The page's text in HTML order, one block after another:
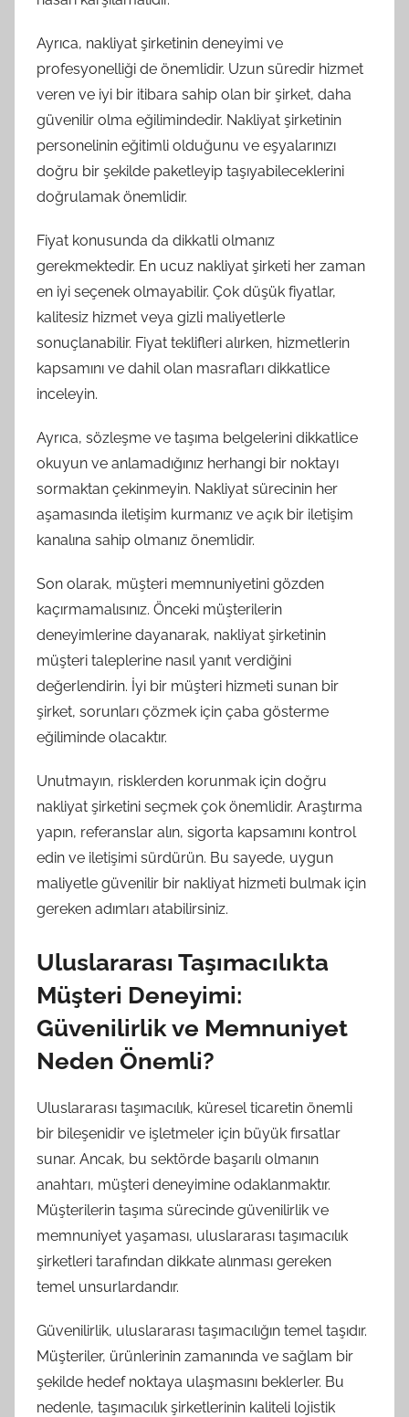
Ayrıca, nakliyat şirketinin deneyimi ve
profesyonelliği de önemlidir. Uzun süredir hizmet
veren ve iyi bir itibara sahip olan bir şirket, daha
güvenilir olma eğilimindedir. Nakliyat şirketinin
personelinin eğitimli olduğunu ve eşyalarınızı
doğru bir şekilde paketleyip taşıyabileceklerini
doğrulamak önemlidir.
Fiyat konusunda da dikkatli olmanız
gerekmektedir. En ucuz nakliyat şirketi her zaman
en iyi seçenek olmayabilir. Çok düşük fiyatlar,
kalitesiz hizmet veya gizli maliyetlerle
sonuçlanabilir. Fiyat teklifleri alırken, hizmetlerin
kapsamını ve dahil olan masrafları dikkatlice
inceleyin.
Ayrıca, sözleşme ve taşıma belgelerini dikkatlice
okuyun ve anlamadığınız herhangi bir noktayı
sormaktan çekinmeyin. Nakliyat sürecinin her
aşamasında iletişim kurmanız ve açık bir iletişim
kanalına sahip olmanız önemlidir.
Son olarak, müşteri memnuniyetini gözden
kaçırmamalısınız. Önceki müşterilerin
deneyimlerine dayanarak, nakliyat şirketinin
müşteri taleplerine nasıl yanıt verdiğini
değerlendirin. İyi bir müşteri hizmeti sunan bir
şirket, sorunları çözmek için çaba gösterme
eğiliminde olacaktır.
Unutmayın, risklerden korunmak için doğru
nakliyat şirketini seçmek çok önemlidir. Araştırma
yapın, referanslar alın, sigorta kapsamını kontrol
edin ve iletişimi sürdürün. Bu sayede, uygun
maliyetle güvenilir bir nakliyat hizmeti bulmak için
gereken adımları atabilirsiniz.
Uluslararası Taşımacılıkta
Müşteri Deneyimi:
Güvenilirlik ve Memnuniyet
Neden Önemli?
Uluslararası taşımacılık, küresel ticaretin önemli
bir bileşenidir ve işletmeler için büyük fırsatlar
sunar. Ancak, bu sektörde başarılı olmanın
anahtarı, müşteri deneyimine odaklanmaktır.
Müşterilerin taşıma sürecinde güvenilirlik ve
memnuniyet yaşaması, uluslararası taşımacılık
şirketleri tarafından dikkate alınması gereken
temel unsurlardandır.
Güvenilirlik, uluslararası taşımacılığın temel taşıdır.
Müşteriler, ürünlerinin zamanında ve sağlam bir
şekilde hedef noktaya ulaşmasını beklerler. Bu
nedenle, taşımacılık şirketlerinin kaliteli lojistik